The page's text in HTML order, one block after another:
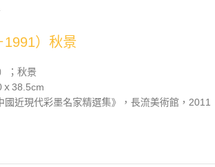
1991）秋景
；秋景
38.5cm
國近現代彩墨名家精選集》，長流美術館，2011